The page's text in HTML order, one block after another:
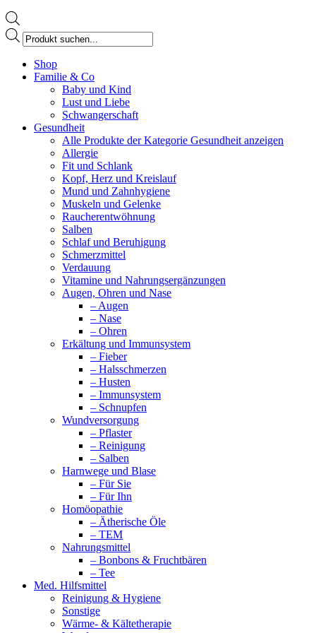
Products
search
page
opens
Shop
Familie & Co
Baby und Kind
Lust und Liebe
Schwangerschaft
Gesundheit
Alle Produkte der Kategorie Gesundheit anzeigen
Allergie
Fit und Schlank
Kopf, Herz und Kreislauf
Mund und Zahnhygiene
Muskeln und Gelenke
Raucherentwöhnung
Salben
Schlaf und Beruhigung
Schmerzmittel
Verdauung
Vitamine und Nahrungsergänzungen
Augen, Ohren und Nase
– Augen
– Nase
– Ohren
Erkältung und Immunsystem
– Fieber
– Halsschmerzen
– Husten
– Immunsystem
– Schnupfen
Wundversorgung
– Pflaster
– Reinigung
– Salben
Harnwege und Blase
– Für Sie
– Für Ihn
Homöopathie
– Ätherische Öle
– TEM
Nahrungsmittel
– Bonbons & Fruchtbären
– Tee
Med. Hilfsmittel
Reinigung & Hygiene
Sonstige
Wärme- & Kältetherapie